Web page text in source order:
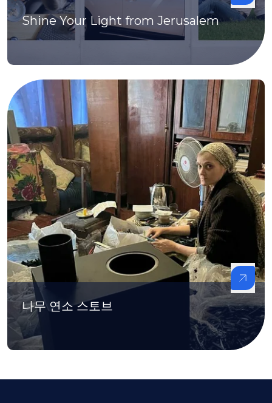
Shine Your Light from Jerusalem
나무 연소 스토브